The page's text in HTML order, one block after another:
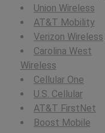
Union Wireless
AT&T Mobility
Verizon Wireless
Carolina West
Wireless
Cellular One
U.S. Cellular
AT&T FirstNet
Boost Mobile